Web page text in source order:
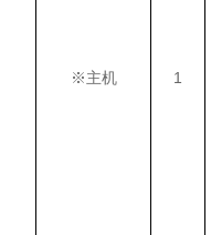
※主机 1